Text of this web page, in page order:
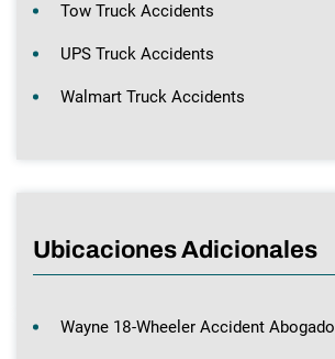
Tow Truck Accidents
UPS Truck Accidents
Walmart Truck Accidents
Ubicaciones Adicionales
Wayne 18-Wheeler Accident Abogado